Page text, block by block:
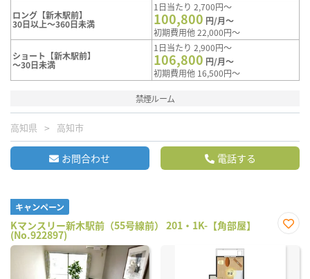
ロング【新木駅前】
30日以上～360日未満
1日当たり 2,700円～
100,800 円/月～
初期費用他 22,000円～
ショート【新木駅前】
～30日未満
1日当たり 2,900円～
106,800 円/月～
初期費用他 16,500円～
禁煙ルーム
高知県 高知市
お問合わせ 電話する
キャンペーン
Kマンスリー新木駅前（55号線前） 201・1K-【角部屋】
(No.922897)
に入